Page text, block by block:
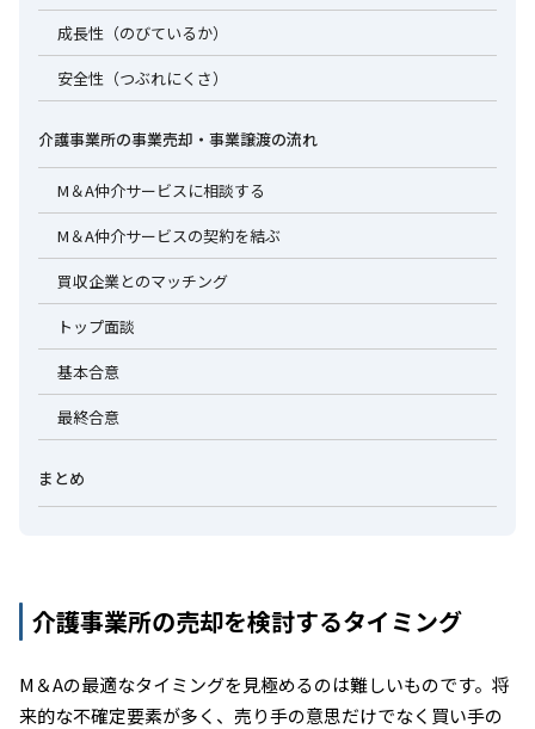
成長性（のびているか）
安全性（つぶれにくさ）
介護事業所の事業売却・事業譲渡の流れ
M＆A仲介サービスに相談する
M＆A仲介サービスの契約を結ぶ
買収企業とのマッチング
トップ面談
基本合意
最終合意
まとめ
介護事業所の売却を検討するタイミング
M＆Aの最適なタイミングを見極めるのは難しいものです。将
来的な不確定要素が多く、売り手の意思だけでなく買い手の